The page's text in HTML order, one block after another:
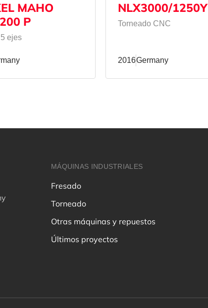
MAHO
P
ejes
NLX3000/1250Y
Torneado CNC
2016Germany
MÁQUINAS INDUSTRIALES
Fresado
Torneado
Otras máquinas y repuestos
Últimos proyectos